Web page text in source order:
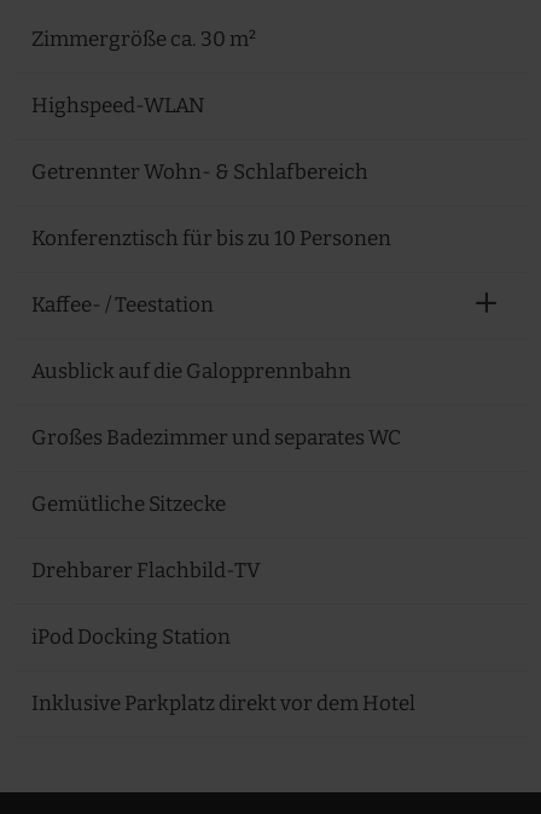
Zimmergröße ca. 30 m²
Highspeed-WLAN
Getrennter Wohn- & Schlafbereich
Konferenztisch für bis zu 10 Personen
Kaffee- / Teestation
Ausblick auf die Galopprennbahn
Großes Badezimmer und separates WC
Gemütliche Sitzecke
Drehbarer Flachbild-TV
iPod Docking Station
Inklusive Parkplatz direkt vor dem Hotel